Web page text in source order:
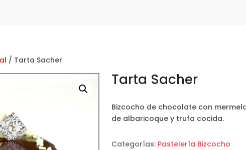
/ Tarta Sacher
Tarta Sacher
Bizcocho de chocolate con
de albaricoque y trufa cocida.
Categorías: Pastelería Bizcocho